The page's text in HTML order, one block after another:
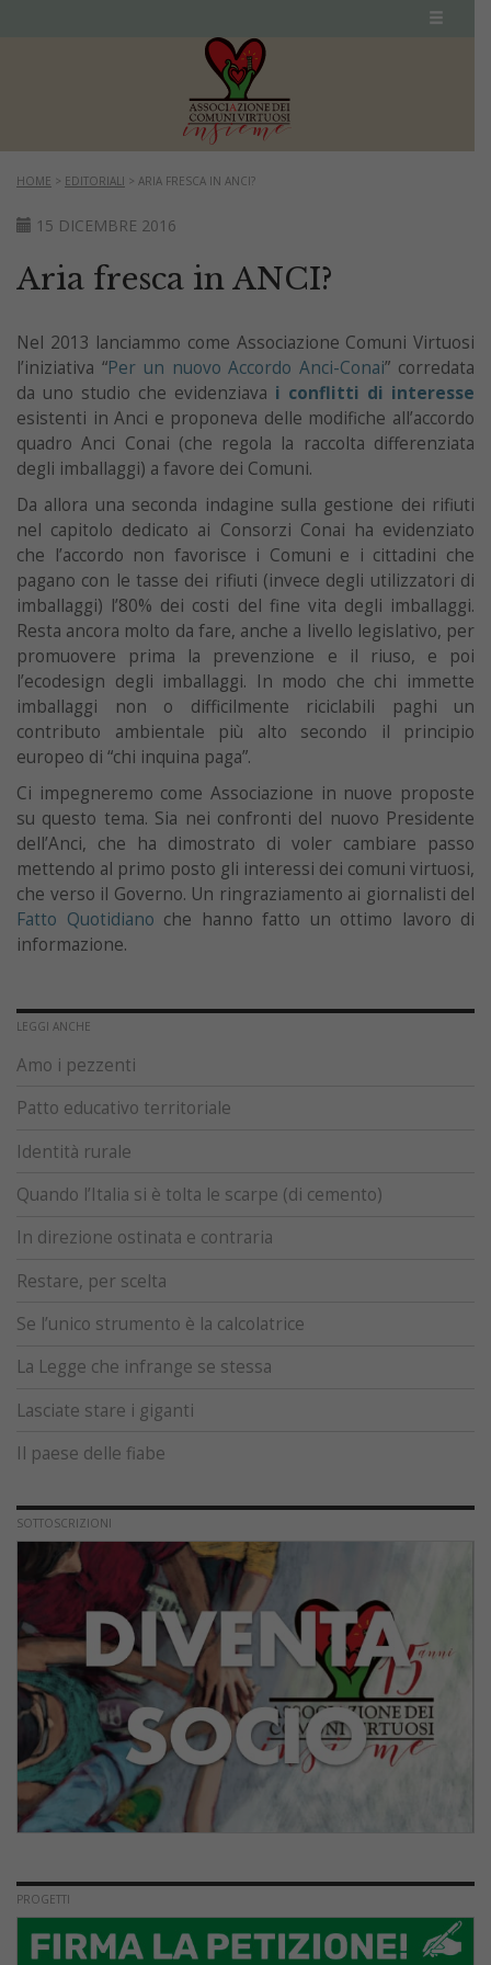
HOME > EDITORIALI > ARIA FRESCA IN ANCI?
15 DICEMBRE 2016
Aria fresca in ANCI?
Nel 2013 lanciammo come Associazione Comuni Virtuosi
l’iniziativa “Per un nuovo Accordo Anci-Conai” corredata
da uno studio che evidenziava i conflitti di interesse
esistenti in Anci e proponeva delle modifiche all’accordo
quadro Anci Conai (che regola la raccolta differenziata
degli imballaggi) a favore dei Comuni.
Da allora una seconda indagine sulla gestione dei rifiuti
nel capitolo dedicato ai Consorzi Conai ha evidenziato
che l’accordo non favorisce i Comuni e i cittadini che
pagano con le tasse dei rifiuti (invece degli utilizzatori di
imballaggi) l’80% dei costi del fine vita degli imballaggi.
Resta ancora molto da fare, anche a livello legislativo, per
promuovere prima la prevenzione e il riuso, e poi
l’ecodesign degli imballaggi. In modo che chi immette
imballaggi non o difficilmente riciclabili paghi un
contributo ambientale più alto secondo il principio
europeo di “chi inquina paga”.
Ci impegneremo come Associazione in nuove proposte
su questo tema. Sia nei confronti del nuovo Presidente
dell’Anci, che ha dimostrato di voler cambiare passo
mettendo al primo posto gli interessi dei comuni virtuosi,
che verso il Governo. Un ringraziamento ai giornalisti del
Fatto Quotidiano che hanno fatto un ottimo lavoro di
informazione.
LEGGI ANCHE
Amo i pezzenti
Patto educativo territoriale
Identità rurale
Quando l’Italia si è tolta le scarpe (di cemento)
In direzione ostinata e contraria
Restare, per scelta
Se l’unico strumento è la calcolatrice
La Legge che infrange se stessa
Lasciate stare i giganti
Il paese delle fiabe
SOTTOSCRIZIONI
PROGETTI